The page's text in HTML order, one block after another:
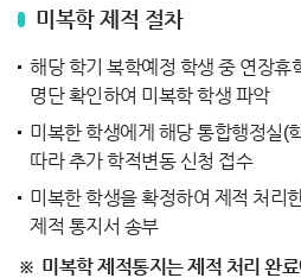
미복학 제적 절차
해당 학기 복학예정 학생 중 연장휴
명단 확인하여 미복학 학생 파악
미복한 학생에게 해당 통합행정실(
따라 추가 학적변동 신청 접수
미복한 학생을 확정하여 제적 처리
제적 통지서 송부
미복학 제적통지는 제적 처리 완